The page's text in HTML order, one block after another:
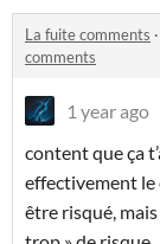
La fuite comments ·
comments
1 year ago
content que ça
effectivement le
être risqué,